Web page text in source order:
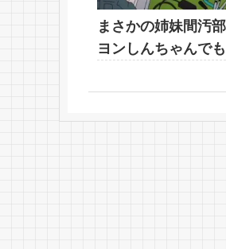
まさかの姉妹間汚
ヨンしんちゃんで